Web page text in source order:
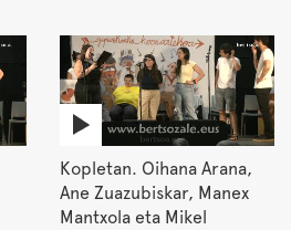
Kopletan. Oihana Arana,
Ane Zuazubiskar, Manex
Mantxola eta Mikel